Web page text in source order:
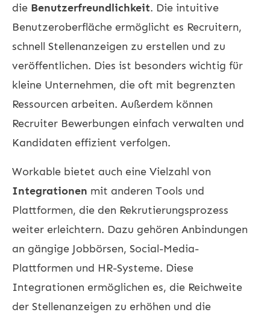
die Benutzerfreundlichkeit. Die intuitive
Benutzeroberfläche ermöglicht es Recruitern,
schnell Stellenanzeigen zu erstellen und zu
veröffentlichen. Dies ist besonders wichtig für
kleine Unternehmen, die oft mit begrenzten
Ressourcen arbeiten. Außerdem können
Recruiter Bewerbungen einfach verwalten und
Kandidaten effizient verfolgen.
Workable bietet auch eine Vielzahl von
Integrationen mit anderen Tools und
Plattformen, die den Rekrutierungsprozess
weiter erleichtern. Dazu gehören Anbindungen
an gängige Jobbörsen, Social-Media-
Plattformen und HR-Systeme. Diese
Integrationen ermöglichen es, die Reichweite
der Stellenanzeigen zu erhöhen und die